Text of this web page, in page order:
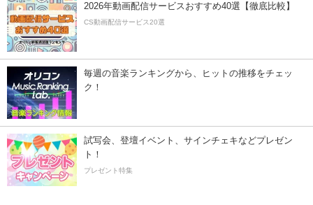
2026年動画配信サービスおすすめ40選【徹底比較】
CS動画配信サービス20選
毎週の音楽ランキングから、ヒットの推移をチェッ
ク！
試写会、登壇イベント、サインチェキなどプレゼン
ト！
プレゼント特集